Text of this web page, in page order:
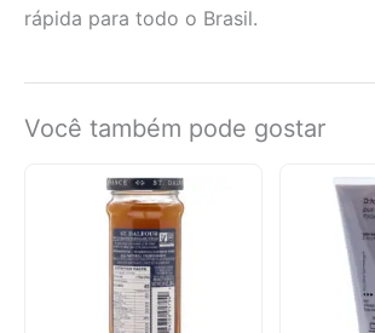
rápida para todo o Brasil.
Você também pode gostar